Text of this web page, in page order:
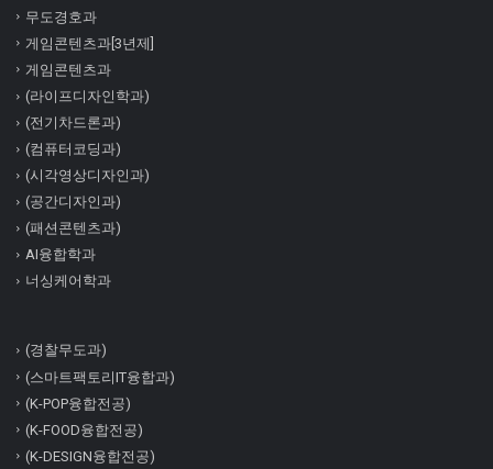
무도경호과
게임콘텐츠과[3년제]
게임콘텐츠과
(라이프디자인학과)
(전기차드론과)
(컴퓨터코딩과)
(시각영상디자인과)
(공간디자인과)
(패션콘텐츠과)
AI융합학과
너싱케어학과
(경찰무도과)
(스마트팩토리IT융합과)
(K-POP융합전공)
(K-FOOD융합전공)
(K-DESIGN융합전공)